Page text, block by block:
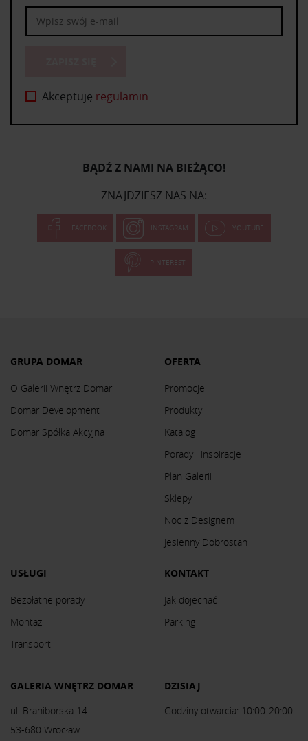
Akceptuję regulamin
BĄDŹ Z NAMI NA BIEŻĄCO!
ZNAJDZIESZ NAS NA:
FACEBOOK INSTAGRAM YOUTUBE
PINTEREST
GRUPA DOMAR
O Galerii Wnętrz Domar
Domar Development
Domar Spółka Akcyjna
OFERTA
Promocje
Produkty
Katalog
Porady i inspiracje
Plan Galerii
Sklepy
Noc z Designem
Jesienny Dobrostan
USŁUGI
Bezpłatne porady
Montaż
Transport
KONTAKT
Jak dojechać
Parking
GALERIA WNĘTRZ DOMAR
ul. Braniborska 14
53-680 Wrocław
DZISIAJ
Godziny otwarcia: 10:00-20:00